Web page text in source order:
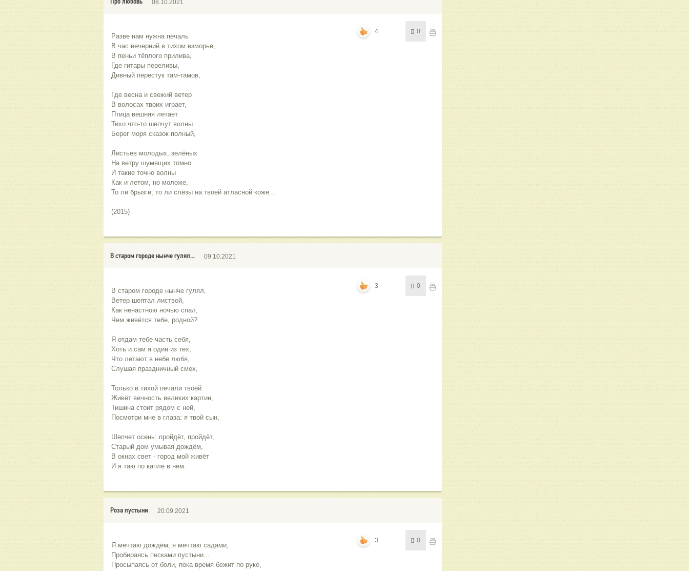
08.10.2021
Разве нам нужна печаль
В час вечерний в тихом взморье,
В пеньи тёплого прилива,
Где гитары переливы,
Дивный перестук там-тамов,
Где весна и свежий ветер
В волосах твоих играет,
Птица вешняя летает
Тихо что-то шепчут волны
Берег моря сказок полный,
Листьев молодых, зелёных
На ветру шумящих томно
И такие точно волны
Как и летом, но моложе,
То ли брызги, то ли слёзы на твоей атласной коже...
(2015)
4 0
В старом городе нынче гулял... 09.10.2021
В старом городе нынче гулял,
Ветер шептал листвой,
Как ненастною ночью спал,
Чем живётся тебе, родной?
Я отдам тебе часть себя,
Хоть и сам я один из тех,
Что летают в небе любя,
Слушая праздничный смех,
Только в тихой печали твоей
Живёт вечность великих картин,
Тишина стоит рядом с ней,
Посмотри мне в глаза: я твой сын,
Шепчет осень: пройдёт, пройдёт,
Старый дом умывая дождём,
В окнах свет - город мой живёт
И я таю по капле в нём.
3 0
Роза пустыни 20.09.2021
Я мечтаю дождём, я мечтаю садами,
Пробираясь песками пустыни...
Просыпаясь от боли, пока время бежит по руке,
3 0